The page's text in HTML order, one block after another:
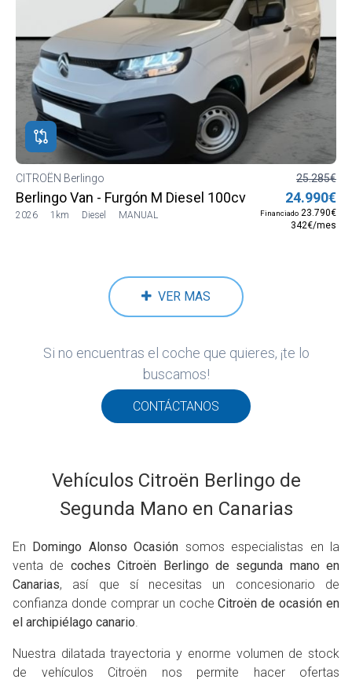
CITROËN Berlingo
Berlingo Van - Furgón M Diesel 100cv Manual
2026 1km Diesel MANUAL
25.285€
24.990€
Financiado 23.790€
342€/mes
VER MAS
Si no encuentras el coche que quieres, ¡te lo
buscamos!
CONTÁCTANOS
Vehículos Citroën Berlingo de
Segunda Mano en Canarias
En Domingo Alonso Ocasión somos especialistas en la
venta de coches Citroën Berlingo de segunda mano en
Canarias, así que sí necesitas un concesionario de
confianza donde comprar un cocheCitroën de ocasión en
el archipiélago canario.
Nuestra dilatada trayectoria y enorme volumen de stock
de vehículos Citroën nos permite hacer ofertas